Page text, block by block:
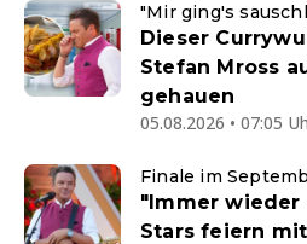
"Mir ging's
Dieser
Stefan Mross
gehauen
05.08.2026 • 07:05
Finale im
"Immer wieder
Stars feiern